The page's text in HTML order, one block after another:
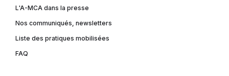
L'A-MCA dans la presse
Nos communiqués, newsletters
Liste des pratiques mobilisées
FAQ